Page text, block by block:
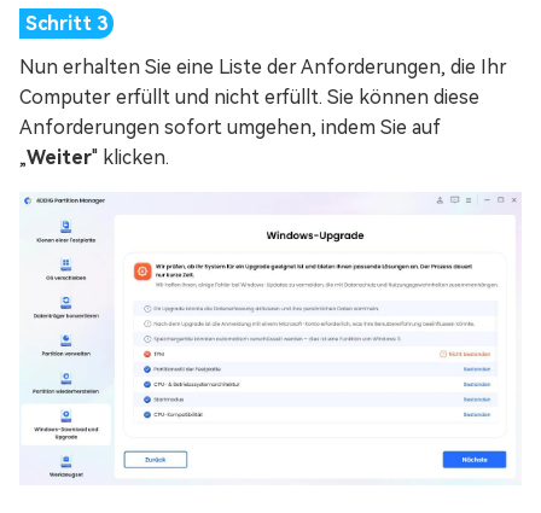
Nun erhalten Sie eine Liste der Anforderungen, die Ihr
Computer erfüllt und nicht erfüllt. Sie können diese
Anforderungen sofort umgehen, indem Sie auf
„Weiter" klicken.